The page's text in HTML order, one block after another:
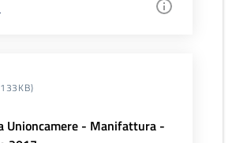
Unioncamere - Manifattura -